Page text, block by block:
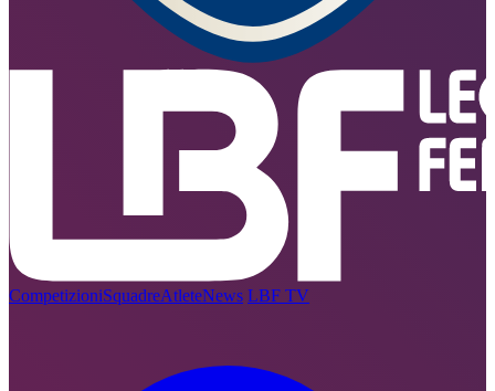
CompetizioniSquadreAtleteNews LBF TV